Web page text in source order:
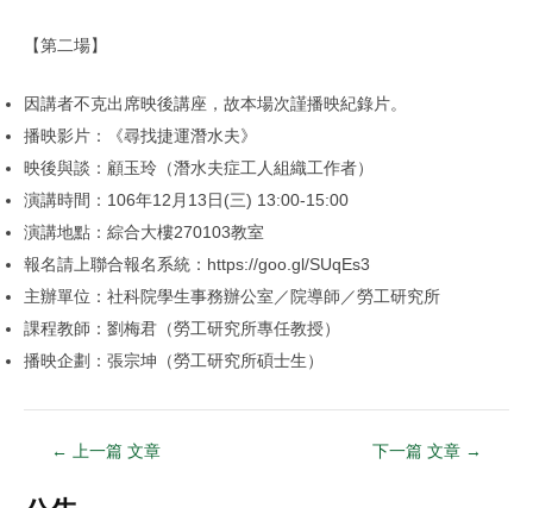
【第二場】
因講者不克出席映後講座，故本場次謹播映紀錄片。
播映影片：《尋找捷運潛水夫》
映後與談：顧玉玲（潛水夫症工人組織工作者）
演講時間：106年12月13日(三) 13:00-15:00
演講地點：綜合大樓270103教室
報名請上聯合報名系統：https://goo.gl/SUqEs3
主辦單位：社科院學生事務辦公室／院導師／勞工研究所
課程教師：劉梅君（勞工研究所專任教授）
播映企劃：張宗坤（勞工研究所碩士生）
← 上一篇 文章 下一篇 文章 →